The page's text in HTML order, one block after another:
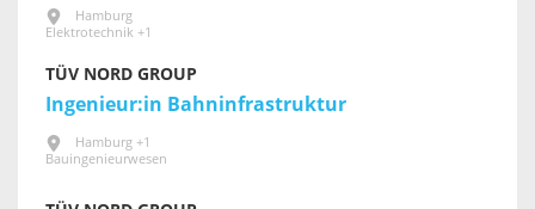
Hamburg
Elektrotechnik +1
TÜV NORD GROUP
Ingenieur:in Bahninfrastruktur
Hamburg +1
Bauingenieurwesen